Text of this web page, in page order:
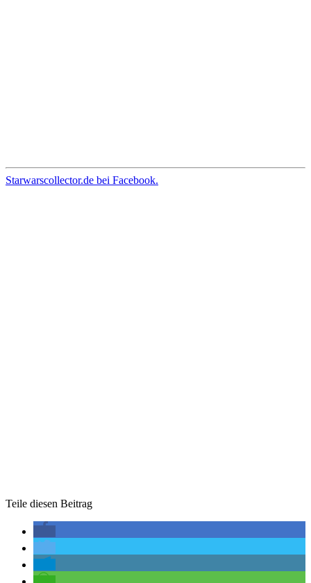
Starwarscollector.de bei Facebook.
Teile diesen Beitrag